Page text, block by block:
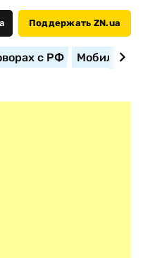
Поддержать ZN.ua
с РФ